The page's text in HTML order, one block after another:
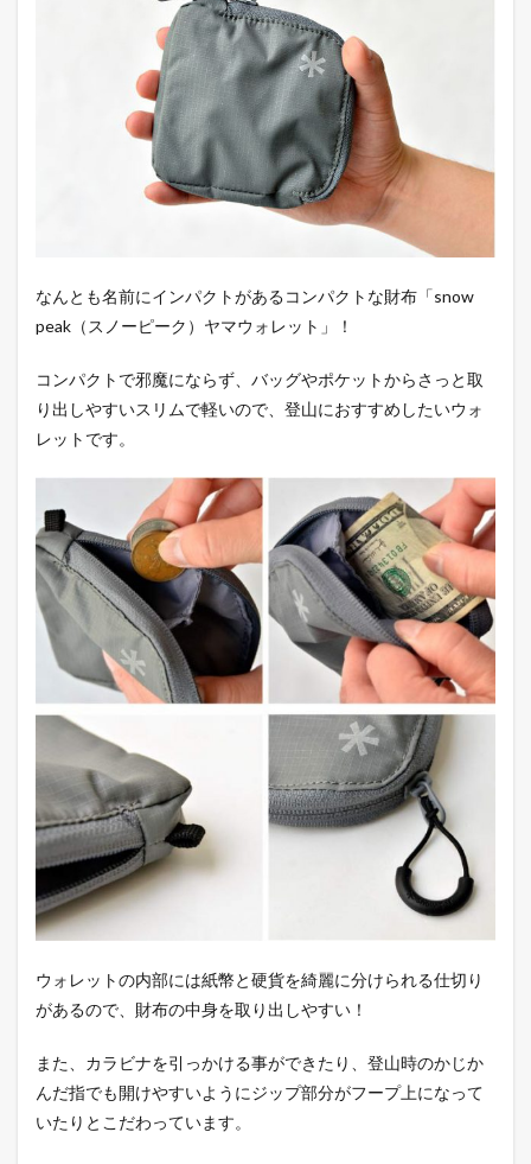
なんとも名前にインパクトがあるコンパクトな財布「snow
peak（スノーピーク）ヤマウォレット」！
コンパクトで邪魔にならず、バッグやポケットからさっと取
り出しやすいスリムで軽いので、登山におすすめしたいウォ
レットです。
ウォレットの内部には紙幣と硬貨を綺麗に分けられる仕切り
があるので、財布の中身を取り出しやすい！
また、カラビナを引っかける事ができたり、登山時のかじか
んだ指でも開けやすいようにジップ部分がフープ上になって
いたりとこだわっています。